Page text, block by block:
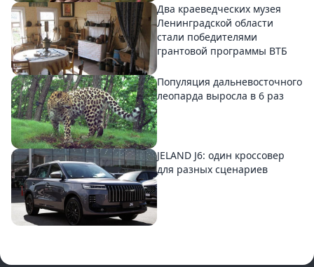
Два краеведческих музея
Ленинградской области
стали победителями
грантовой программы ВТБ
Популяция дальневосточного
леопарда выросла в 6 раз
JELAND J6: один кроссовер
для разных сценариев